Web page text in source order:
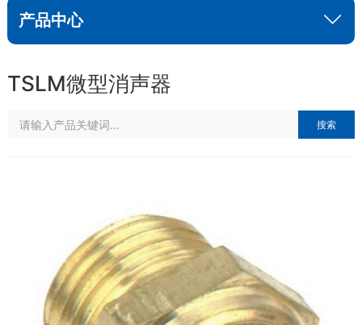
产品中心
TSLM微型消声器
搜索